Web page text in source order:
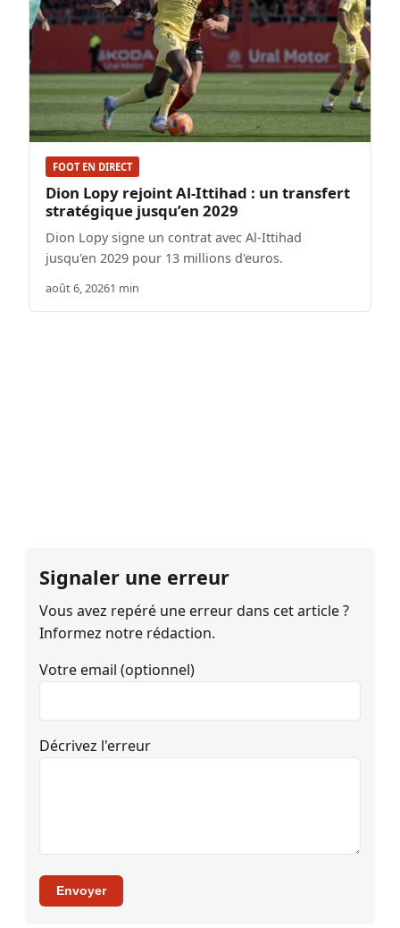
FOOT EN DIRECT
Dion Lopy rejoint Al-Ittihad : un transfert
stratégique jusqu’en 2029
Dion Lopy signe un contrat avec Al-Ittihad
jusqu'en 2029 pour 13 millions d'euros.
août 6, 20261 min
Signaler une erreur
Vous avez repéré une erreur dans cet article ?
Informez notre rédaction.
Votre email (optionnel)
Décrivez l'erreur
Envoyer